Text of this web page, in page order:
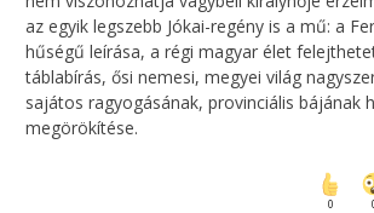
az egyik legszebb Jókai-regény is a mű: a
hűségű leírása, a régi magyar élet
táblabírás, ősi nemesi, megyei világ
sajátos ragyogásának, provinciális bájának
megörökítése.
0